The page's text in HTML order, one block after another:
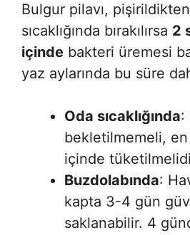
Bulgur pilavı,
sıcaklığında bırakılırsa 2
içinde bakteri üremesi
yaz aylarında bu süre
Oda sıcaklığında:
bekletilmemeli,
içinde
Buzdolabında:
kapta 3-4 gün
saklanabilir. 4